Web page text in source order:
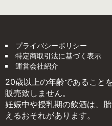
プライバシーポリシー
特定商取引法に基づく表示
運営会社紹介
20歳以上の年齢であること
販売致しません。
妊娠中や授乳期の飲酒は、
えるおそれがあります。